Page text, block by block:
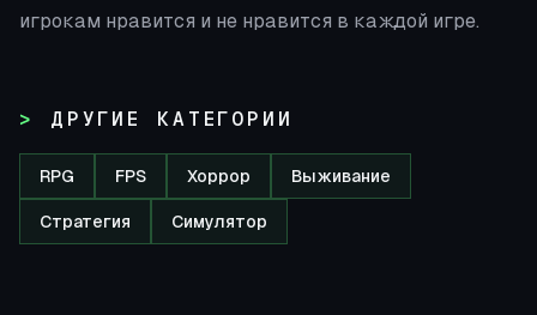
игрокам нравится и не нравится в каждой игре.
ДРУГИЕ КАТЕГОРИИ
RPG FPS Хоррор Выживание
Стратегия Симулятор